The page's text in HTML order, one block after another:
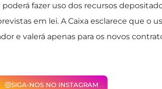
fazer uso dos recursos
em lei. A Caixa esclarece que o
e valerá apenas para os novos
SIGA-NOS NO INSTAGRAM